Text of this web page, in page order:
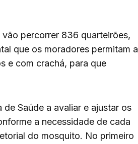
percorrer 836 quarteirões,
que os moradores permitam a
e com crachá, para que
Saúde a avaliar e ajustar os
a necessidade de cada
do mosquito. No primeiro